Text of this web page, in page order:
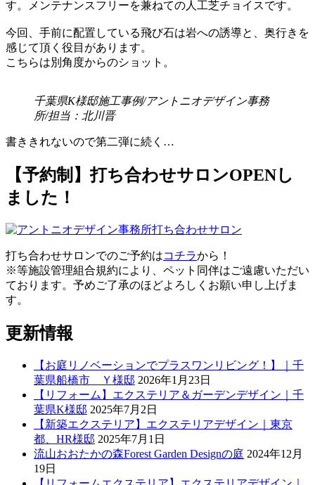
す。メンテナンスフリーを兼ねての人工芝チョイスです。
今回、手前に配置している飛び石は岩への誘導と、奥行きを
感じて頂く役目があります。
こちらは別角度からのショット。
千葉県K様邸施工事例/アントニオデザイン事務
所/担当：北川晋
書ききれないので第二弾に続く…
【予約制】打ち合わせサロンOPENし
ました！
打ち合わせサロンでのご予約はコチラから！
※等施設管理組合規約により、ペット同伴はご遠慮いただい
ております。予めご了承のほどよろしくお願い申し上げま
す。
更新情報
【お庭リノベーションでプラスワンリビング！】｜千
葉県船橋市 Ｙ様邸 2026年1月23日
【リフォーム】エクステリア＆ガーデンデザイン｜千
葉県K様邸 2025年7月2日
【新築エクステリア】エクステリアデザイン｜東京
都、HR様邸 2025年7月1日
流山おおたかの森Forest Garden Designの庭 2024年12月
19日